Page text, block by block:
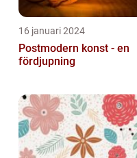
16 januari 2024
Postmodern konst - en
fördjupning